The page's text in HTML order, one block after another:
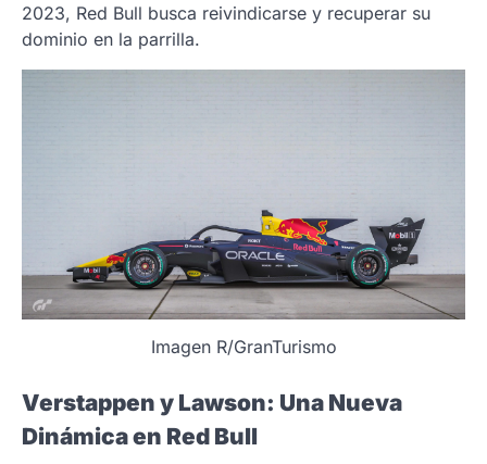
2023, Red Bull busca reivindicarse y recuperar su
dominio en la parrilla.
Imagen R/GranTurismo
Verstappen y Lawson: Una Nueva
Dinámica en Red Bull